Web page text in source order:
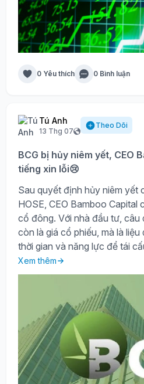
0 Yêu thích 0 Bình luận
Tú Anh
13 Thg 07
Theo Dõi
BCG bị hủy niêm yết, CEO
tiếng xin lỗi😢
Sau quyết định hủy niêm yết
HOSE, CEO Bamboo Capital
cổ đông. Với nhà đầu tư, câu
còn là giá cổ phiếu, mà là
thời gian và năng lực để tái
Xem thêm